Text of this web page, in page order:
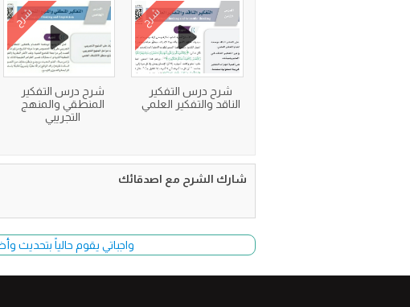
شرح
شرح درس التفكير
الناقد والتفكير العلمي
شرح
شرح درس التفكير
المنطقي والمنهج
التجريبي
شارك الشرح مع اصدقائك
واجباتي يقوم حالياً بتحديث وأضافة حلولا مُفصلة